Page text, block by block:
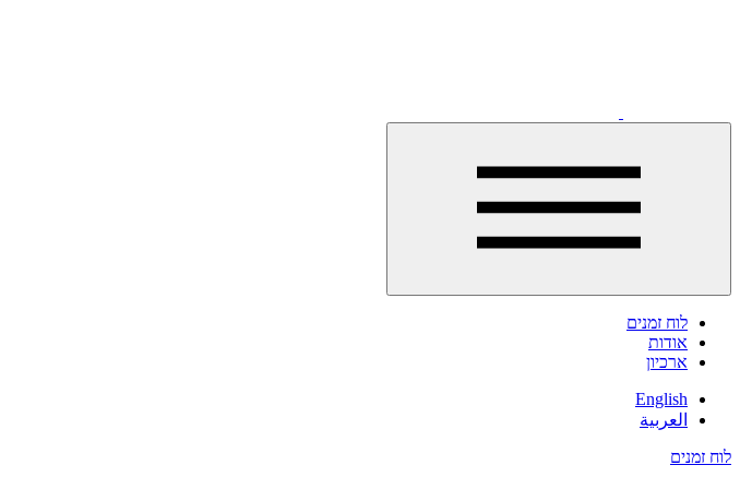
לחצו
לוח זמנים
אודות
ארכיון
English
العربية
לוח זמנים